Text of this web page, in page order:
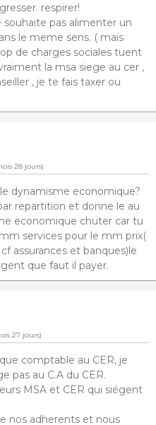
respirer!
souhaite pas alimenter un
le meme sens. ( mais
de charges sociales tuent
la msa siege au cer ,
, je te fais taxer ou
28 jours)
dynamisme economique?
repartition et donne le au
economique chuter car tu
services pour le mm prix(
assurances et banques)le
que faut il payer.
27 jours)
comptable au CER, je
pas au C.A du CER.
MSA et CER qui siégent
nos adherents et nous